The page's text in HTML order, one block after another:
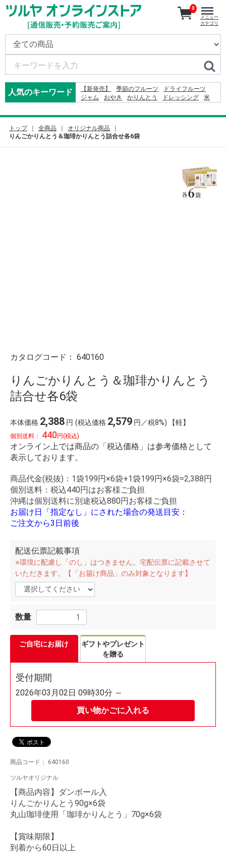
人気のキーワード 【新発売】 季節のフルーツ
ドライフルーツ
ジャム
おやき かりんとう ドレッシング
米
2027
2024 りんごかりんとう ふりかけ
レモン
0
メニュー
カテゴリ
トップ 全商品
オリジナル商品
りんごかりんとう＆珈琲かりんとう詰合せ各6袋
カタログコード： 640160
りんごかりんとう＆珈琲かりんとう
詰合せ各6袋
本体価格 2,388 円 (税込価格 2,579 円／税8%) 【軽】
個別送料： 440円(税込)
オンライン上では商品の「税込価格」は参考価格として
表示しております。
商品代金(税抜)： 1袋199円×6袋+1袋199円×6袋=2,388円
個別送料：税込440円はお客様ご負担
沖縄は個別送料に別途税込880円お客様ご負担
お届け日「指定なし」にされた場合の発送目安：
ご注文から3日前後
配送伝票記載事項
※環境に配慮し「のし」はつきません。宅配伝票に記載させて
いただきます。【「お届け商品」のみ対象となります】
数量
ご自宅にお届け
ギフトやプレゼント
を贈る
買い物かごに入れる
受付期間
2026年03月02日 09時30分 ～
商品コード： 640160
ツルヤオリジナル
【商品内容】ダンボール入
りんごかりんとう 90g×6袋
丸山珈琲使用「珈琲かりんとう」70g×6袋
【賞味期限】
到着から60日以上